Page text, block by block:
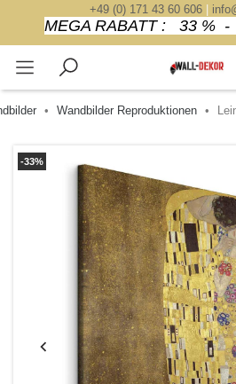
+49 (0) 171 43 60 606|
MEGA RABATT : 33 %
Wandbilder Reproduktionen
-33%